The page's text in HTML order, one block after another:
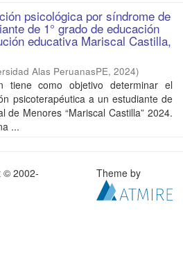
psicológica por síndrome de
de 1° grado de educación
educativa Mariscal Castilla,
Alas PeruanasPE, 2024)
tiene como objetivo determinar el
psicoterapéutica a un estudiante de
de Menores “Mariscal Castilla” 2024.
...
© 2002-
Theme by